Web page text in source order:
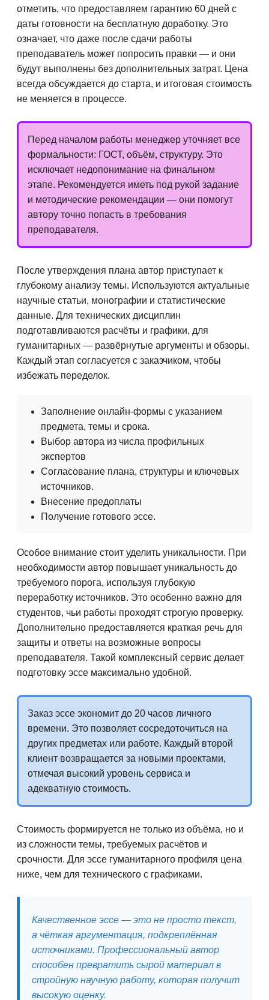
отметить, что предоставляем гарантию 60 дней с
даты готовности на бесплатную доработку. Это
означает, что даже после сдачи работы
преподаватель может попросить правки — и они
будут выполнены без дополнительных затрат. Цена
всегда обсуждается до старта, и итоговая стоимость
не меняется в процессе.
Перед началом работы менеджер уточняет все
формальности: ГОСТ, объём, структуру. Это
исключает недопонимание на финальном
этапе. Рекомендуется иметь под рукой задание
и методические рекомендации — они помогут
автору точно попасть в требования
преподавателя.
После утверждения плана автор приступает к
глубокому анализу темы. Используются актуальные
научные статьи, монографии и статистические
данные. Для технических дисциплин
подготавливаются расчёты и графики, для
гуманитарных — развёрнутые аргументы и обзоры.
Каждый этап согласуется с заказчиком, чтобы
избежать переделок.
Заполнение онлайн-формы с указанием
предмета, темы и срока.
Выбор автора из числа профильных
экспертов
Согласование плана, структуры и ключевых
источников.
Внесение предоплаты
Получение готового эссе.
Особое внимание стоит уделить уникальности. При
необходимости автор повышает уникальность до
требуемого порога, используя глубокую
переработку источников. Это особенно важно для
студентов, чьи работы проходят строгую проверку.
Дополнительно предоставляется краткая речь для
защиты и ответы на возможные вопросы
преподавателя. Такой комплексный сервис делает
подготовку эссе максимально удобной.
Заказ эссе экономит до 20 часов личного
времени. Это позволяет сосредоточиться на
других предметах или работе. Каждый второй
клиент возвращается за новыми проектами,
отмечая высокий уровень сервиса и
адекватную стоимость.
Стоимость формируется не только из объёма, но и
из сложности темы, требуемых расчётов и
срочности. Для эссе гуманитарного профиля цена
ниже, чем для технического с графиками.
Качественное эссе — это не просто текст,
а чёткая аргументация, подкреплённая
источниками. Профессиональный автор
способен превратить сырой материал в
стройную научную работу, которая получит
высокую оценку.